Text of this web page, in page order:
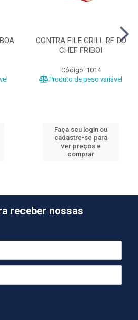
CONTRA FILE GRILL RF DO
CHEF FRIBOI
Código: 1014
Produto de peso variável
Faça seu login ou
cadastre-se para
ver preços e
comprar
receber nossas